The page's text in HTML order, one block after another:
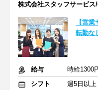
株式会社スタッフサービス
【営
転勤な
給与
時給1300
シフト
週5日以